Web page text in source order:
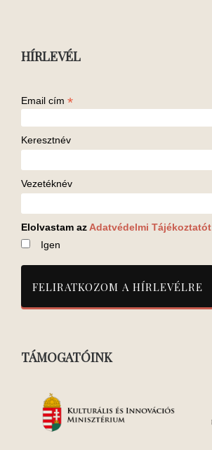
HÍRLEVÉL
Email cím *
Keresztnév
Vezetéknév
Elolvastam az Adatvédelmi Tájékoztatót
Igen
TÁMOGATÓINK